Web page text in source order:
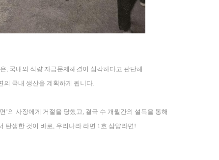
, 국내의 식량 자급문제해결이 심각하다고 판단해
의 국내 생산을 계획하게 됩니다.
’의 사장에게 거절을 당했고, 결국 수 개월간의 설득을 통해
탄생한 것이 바로, 우리나라 라면 1호 삼양라면 !